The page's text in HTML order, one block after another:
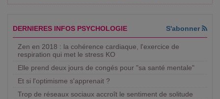
DERNIERES INFOS PSYCHOLOGIE S'abonner
Zen en 2018 : la cohérence cardiaque, l'exercice de
respiration qui met le stress KO
Elle prend deux jours de congés pour "sa santé mentale"
Et si l'optimisme s'apprenait ?
Trop de réseaux sociaux accroît le sentiment de solitude